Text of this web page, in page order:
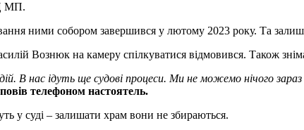
МП.
ними собором завершився у лютому 2023 року. Та
Вознюк на камеру спілкуватися відмовився. Також
В нас ідуть ще судові процеси. Ми не можемо нічого
телефоном настоятель.
у суді – залишати храм вони не збираються.